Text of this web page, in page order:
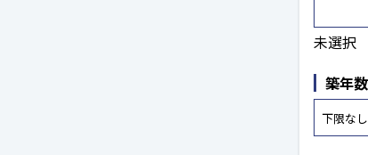
未選択
築年数